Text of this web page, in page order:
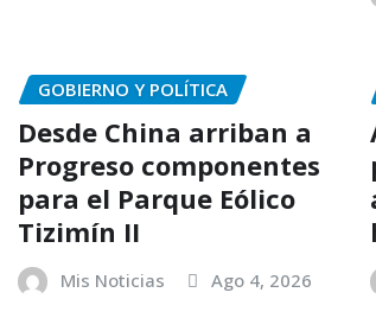
GOBIERNO Y POLÍTICA
Desde China arriban a
Progreso componentes
para el Parque Eólico
Tizimín II
Mis Noticias Ago 4, 2026